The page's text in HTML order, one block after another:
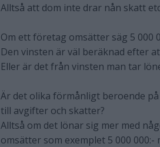
Alltså att dom inte drar nån skatt
Om ett företag omsätter säg 5 000
Den vinsten är väl beräknad efter
Eller är det från vinsten man tar
Är det olika förmånligt beroende
till avgifter och skatter?
Alltså om det lönar sig mer med
omsätter som exemplet 5 000 000:-